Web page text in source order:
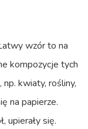
wzór to na
kompozycje tych
kwiaty, rośliny,
na papierze.
upierały się.